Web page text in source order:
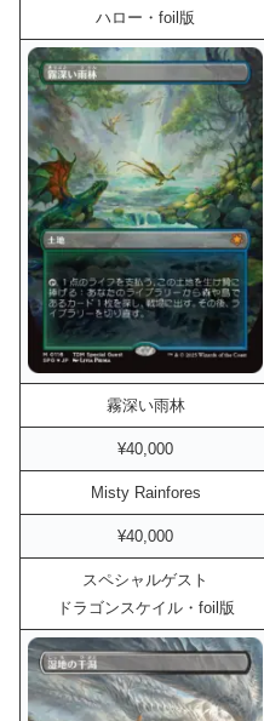
ハロー・foil版
霧深い雨林
¥40,000
Misty Rainfores
¥40,000
スペシャルゲスト
ドラゴンスケイル・foil版